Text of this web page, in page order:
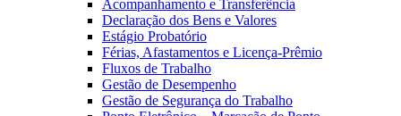
Acompanhamento e Transferência
Declaração dos Bens e Valores
Estágio Probatório
Férias, Afastamentos e Licença-Prêmio
Fluxos de Trabalho
Gestão de Desempenho
Gestão de Segurança do Trabalho